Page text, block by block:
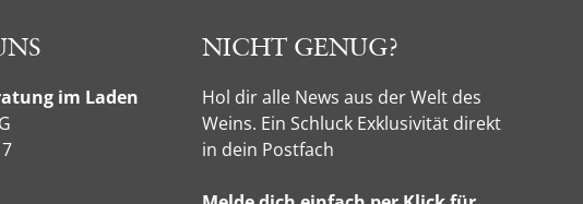
im Laden
NICHT GENUG?
Hol dir alle News aus der Welt des
Weins. Ein Schluck Exklusivität direkt
in dein Postfach